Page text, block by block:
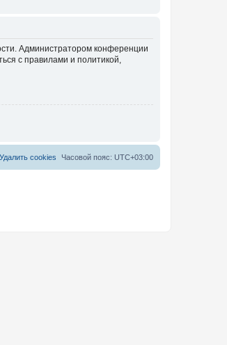
Администратором конференции
с правилами и политикой,
Часовой пояс: UTC+03:00
Удалить cookies